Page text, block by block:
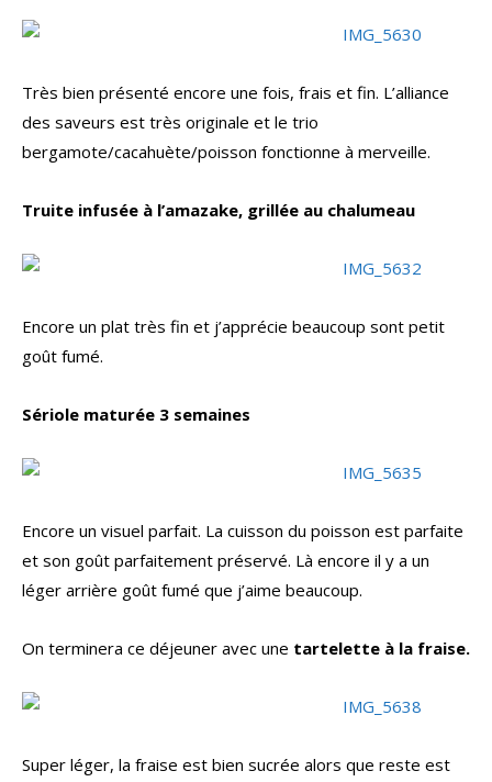
Très bien présenté encore une fois, frais et fin. L’alliance
des saveurs est très originale et le trio
bergamote/cacahuète/poisson fonctionne à merveille.
Truite infusée à l’amazake, grillée au chalumeau
Encore un plat très fin et j’apprécie beaucoup sont petit
goût fumé.
Sériole maturée 3 semaines
Encore un visuel parfait. La cuisson du poisson est parfaite
et son goût parfaitement préservé. Là encore il y a un
léger arrière goût fumé que j’aime beaucoup.
On terminera ce déjeuner avec une tartelette à la fraise.
Super léger, la fraise est bien sucrée alors que reste est